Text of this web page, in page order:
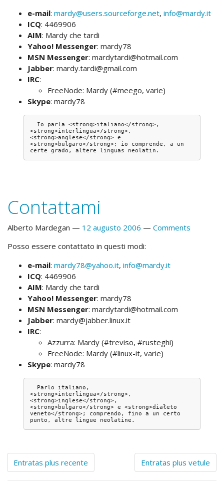
e-mail: mardy@users.sourceforge.net, info@mardy.it
ICQ: 4469906
AIM: Mardy che tardi
Yahoo! Messenger: mardy78
MSN Messenger: mardytardi@hotmail.com
Jabber: mardy.tardi@gmail.com
IRC:
FreeNode: Mardy (#meego, varie)
Skype: mardy78
<strong>interlingua</strong>,
<strong>anglese</strong> e
<strong>bulgaro</strong>; io comprende, a un
Contattami
Alberto Mardegan 12 augusto 2006
Comments
Posso essere contattato in questi modi:
e-mail: mardy78@yahoo.it, info@mardy.it
ICQ: 4469906
AIM: Mardy che tardi
Yahoo! Messenger: mardy78
MSN Messenger: mardytardi@hotmail.com
Jabber: mardy@jabber.linux.it
IRC:
Azzurra: Mardy (#treviso, #rusteghi)
FreeNode: Mardy (#linux-it, varie)
Skype: mardy78
<strong>interlingua</strong>,
<strong>inglese</strong>,
<strong>bulgaro</strong> e <strong>diałeto
veneto</strong>; comprendo, fino a un certo
Entratas plus recente Entratas plus vetule